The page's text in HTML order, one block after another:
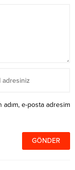
adım, e-posta adresim